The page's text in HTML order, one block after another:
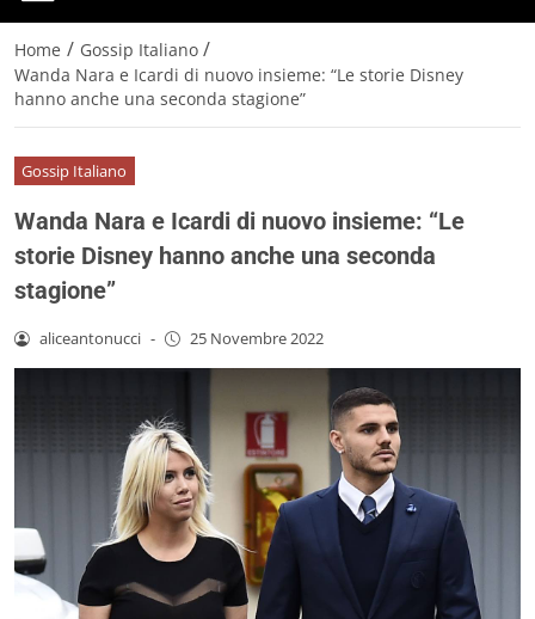
Home / Gossip Italiano /
Wanda Nara e Icardi di nuovo insieme: “Le storie Disney
hanno anche una seconda stagione”
Gossip Italiano
Wanda Nara e Icardi di nuovo insieme: “Le
storie Disney hanno anche una seconda
stagione”
aliceantonucci - 25 Novembre 2022